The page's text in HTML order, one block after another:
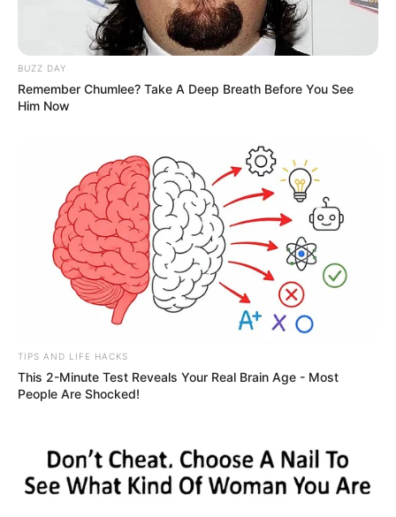
Tags રાજયોગ
BUZZ DAY
Remember Chumlee? Take A Deep Breath Before You See
Him Now
TIPS AND LIFE HACKS
This 2-Minute Test Reveals Your Real Brain Age - Most
People Are Shocked!